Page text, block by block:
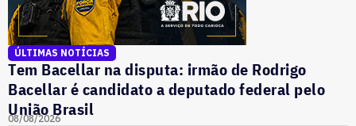
ÚLTIMAS NOTÍCIAS
Tem Bacellar na disputa: irmão de Rodrigo
Bacellar é candidato a deputado federal pelo
União Brasil
08/08/2026